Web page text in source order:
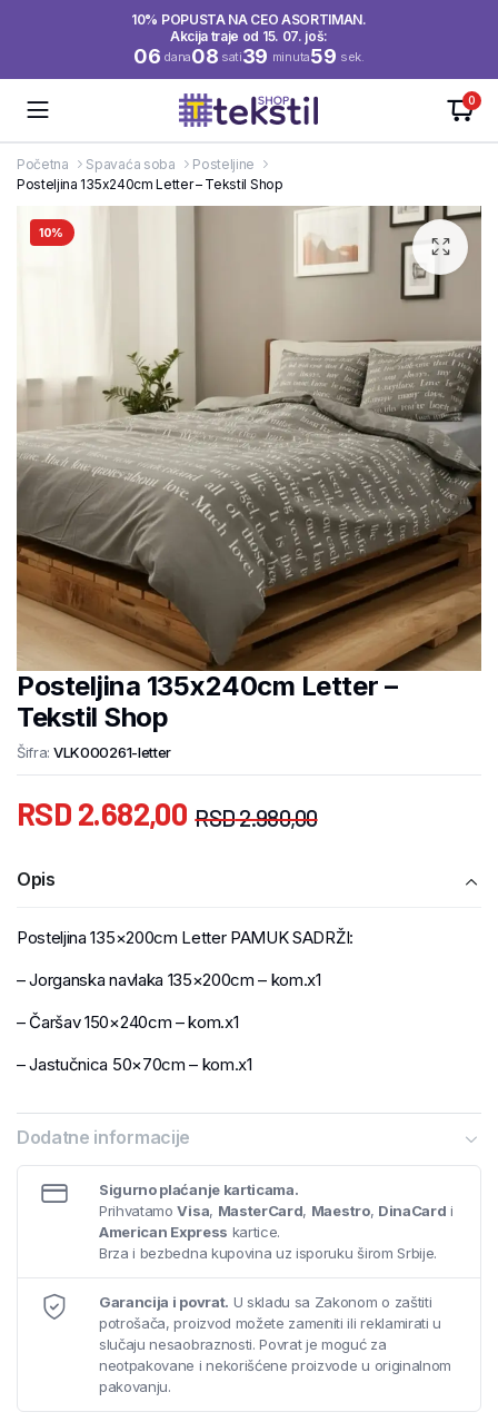
10% POPUSTA NA CEO ASORTIMAN.
Akcija traje od 15. 07. još:
06 dana08 sati39 minuta58 sek.
0
Početna Spavaća soba
Posteljine
Posteljina 135x240cm Letter – Tekstil Shop
10%
Posteljina 135x240cm Letter –
Tekstil Shop
Šifra: VLK000261-letter
RSD2.980,00
RSD 2.682,00
Opis
Posteljina 135×200cm Letter PAMUK SADRŽI:
– Jorganska navlaka 135×200cm – kom.x1
– Čaršav 150×240cm – kom.x1
– Jastučnica 50×70cm – kom.x1
Dodatne informacije
Sigurno plaćanje karticama.
PrihvatamoVisa, MasterCard, Maestro, DinaCard i
American Express kartice.
Brza i bezbedna kupovina uz isporuku širom Srbije.
Garancija i povrat. U skladu sa Zakonom o zaštiti
potrošača, proizvod možete zameniti ili reklamirati u
slučaju nesaobraznosti. Povrat je moguć za
neotpakovane i nekorišćene proizvode u originalnom
pakovanju.